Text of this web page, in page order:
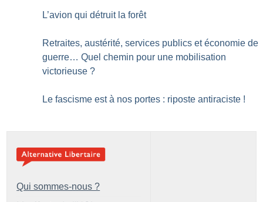
L’avion qui détruit la forêt
Retraites, austérité, services publics et économie de
guerre… Quel chemin pour une mobilisation
victorieuse ?
Le fascisme est à nos portes : riposte antiraciste !
Qui sommes-nous ?